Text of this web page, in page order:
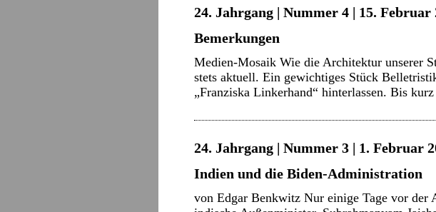
24. Jahrgang | Nummer 4 | 15. Februar
Bemerkungen
Medien-Mosaik Wie die Architektur unserer
stets aktuell. Ein gewichtiges Stück
„Franziska Linkerhand“ hinterlassen. Bis
24. Jahrgang | Nummer 3 | 1. Februar
Indien und die Biden-Administration
von Edgar Benkwitz Nur einige Tage vor der